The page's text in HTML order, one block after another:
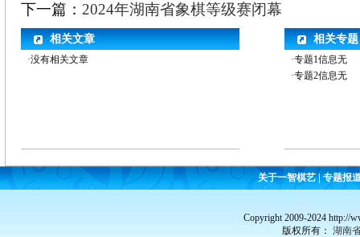
下一篇： 2024年湖南省象棋等级赛闭幕
相关文章
·没有相关文章
相关专题
·专题1信息无
·专题2信息无
关于一智棋艺 专题报
Copyright 2009-2024 http://
版权所有： 湖南